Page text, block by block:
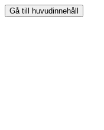
Gå till huvudinnehåll